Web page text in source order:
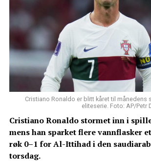
Cristiano Ronaldo er blitt kåret til månedens
eliteserie. Foto: AP/Petr
Cristiano Ronaldo stormet inn i
mens han sparket flere vannflasker
røk 0–1 for Al-Ittihad i den
torsdag.